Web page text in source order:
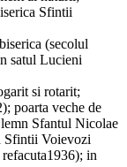
Sfintii
(secolul
satul Lucieni
si rotarit;
poarta veche de
Sfantul Nicolae
Sfintii Voievozi
in